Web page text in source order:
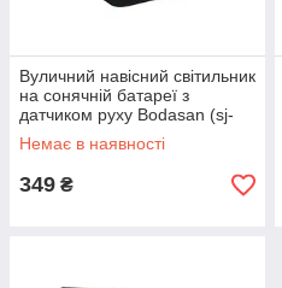
Вуличний навісний світильник
на сонячній батареї з
датчиком руху Bodasan (sj-
g2001)
Немає в наявності
349 ₴